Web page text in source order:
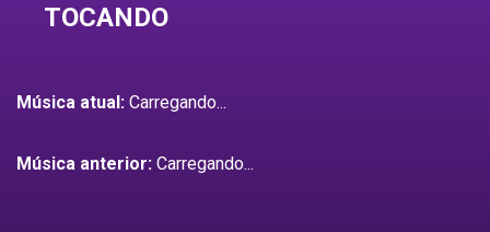
TOCANDO
Música atual: Carregando...
Música anterior: Carregando...